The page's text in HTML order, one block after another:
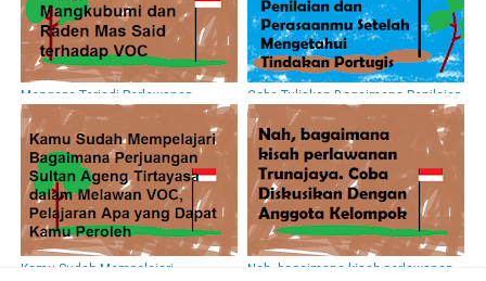
Mengapa Terjadi Perlawanan
Pangeran Mangkubumi dan Raden
Mas Said terhadap VOC
Coba Tuliskan Bagaimana Penilaian
dan Perasaanmu Setelah
Mengetahui Tindakan Portugis
Kamu Sudah Mempelajari
Nah, bagaimana kisah perlawanan